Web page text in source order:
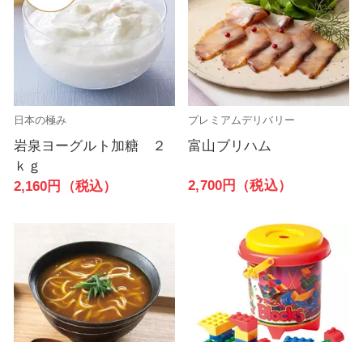
日本の極み
岩泉ヨーグルト加糖 ２
ｋｇ
2,160円（税込）
プレミアムデリバリー
富山ブリハム
2,700円（税込）